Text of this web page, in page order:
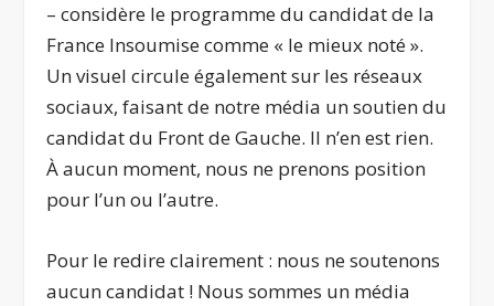
– considère le programme du candidat de la
France Insoumise comme « le mieux noté ».
Un visuel circule également sur les réseaux
sociaux, faisant de notre média un soutien du
candidat du Front de Gauche. Il n’en est rien.
À aucun moment, nous ne prenons position
pour l’un ou l’autre.
Pour le redire clairement : nous ne soutenons
aucun candidat ! Nous sommes un média